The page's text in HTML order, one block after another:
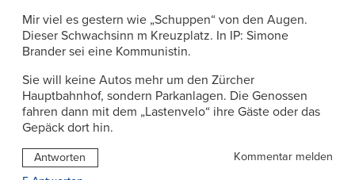
Mir viel es gestern wie „Schuppen“ von den Augen.
Dieser Schwachsinn m Kreuzplatz. In IP: Simone
Brander sei eine Kommunistin.
Sie will keine Autos mehr um den Zürcher
Hauptbahnhof, sondern Parkanlagen. Die Genossen
fahren dann mit dem „Lastenvelo“ ihre Gäste oder das
Gepäck dort hin.
Antworten
Kommentar melden